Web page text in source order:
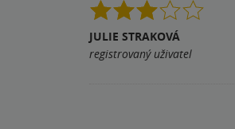
JULIE STRAKOVÁ
registrovaný uživatel